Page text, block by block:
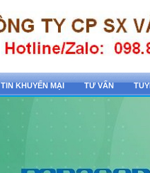
TIN KHUYẾN MẠI TƯ VẤN